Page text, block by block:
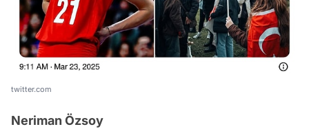
twitter.com
Neriman Özsoy